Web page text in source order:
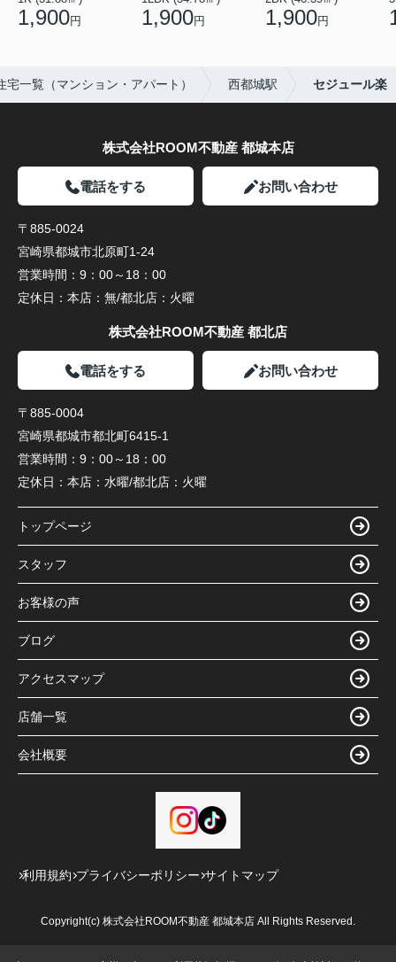
1,900円 1,900円 1,900円
宅一覧（マンション・アパート） 西都城駅 セジュール楽
株式会社ROOM不動産 都城本店
電話をする お問い合わせ
〒885-0024
宮崎県都城市北原町1-24
営業時間： 9：00～18：00
定休日： 本店：無/都北店：火曜
株式会社ROOM不動産 都北店
電話をする お問い合わせ
〒885-0004
宮崎県都城市都北町6415-1
営業時間： 9：00～18：00
定休日： 本店：水曜/都北店：火曜
トップページ
スタッフ
お客様の声
ブログ
アクセスマップ
店舗一覧
会社概要
利用規約 プライバシーポリシー サイトマップ
Copyright(c) 株式会社ROOM不動産 都城本店 All Rights Reserved.